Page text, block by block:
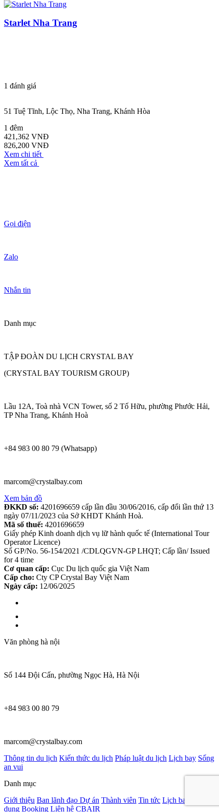
Starlet Nha Trang
1 đánh giá
51 Tuệ Tĩnh, Lộc Thọ, Nha Trang, Khánh Hòa
1 đêm
421,362 VNĐ
826,200 VNĐ
Xem chi tiết
Xem tất cả
Gọi điện
Zalo
Nhắn tin
Danh mục
TẬP ĐOÀN DU LỊCH CRYSTAL BAY
(CRYSTAL BAY TOURISM GROUP)
Lầu 12A, Toà nhà VCN Tower, số 2 Tố Hữu, phường Phước Hải,
TP Nha Trang, Khánh Hoà
+84 983 00 80 79 (Whatsapp)
marcom@crystalbay.com
Xem bản đồ
ĐKKD số: 4201696659 cấp lần đầu 30/06/2016, cấp đổi lần thứ 13
ngày 07/11/2023 của Sở KHDT Khánh Hoà.
Mã số thuế: 4201696659
Giấy phép Kinh doanh dịch vụ lữ hành quốc tế (International Tour
Operator Licence)
Số GP/No. 56-154/2021 /CDLQGVN-GP LHQT; Cấp lần/ Issued
for 4 time
Cơ quan cấp: Cục Du lịch quốc gia Việt Nam
Cấp cho: Cty CP Crystal Bay Việt Nam
Ngày cấp: 12/06/2025
Văn phòng hà nội
Số 144 Đội Cấn, phường Ngọc Hà, Hà Nội
+84 983 00 80 79
marcom@crystalbay.com
Thông tin du lịch Kiến thức du lịch Pháp luật du lịch Lịch bay Sống
an vui
Danh mục
Giới thiệu Ban lãnh đạo Dự án Thành viên Tin tức Lịch bay
dụng Booking Liên hệ CBAIR